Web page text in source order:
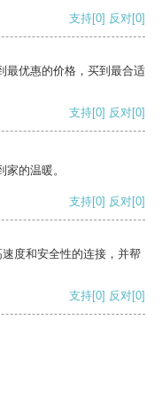
支持[0] 反对[0]
最优惠的价格，买到最合适
支持[0] 反对[0]
的温暖。
支持[0] 反对[0]
度和安全性的连接，并帮
支持[0] 反对[0]